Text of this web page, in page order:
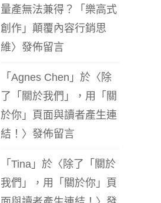
量產無法兼得？「樂高式
創作」顛覆內容行銷思
維〉發佈留言
「Agnes Chen 」於〈 除
了「關於我們」，用「關
於你」頁面與讀者產生連
結！ 〉發佈留言
「Tina 」於〈 除了「關於
我們」，用「關於你」頁